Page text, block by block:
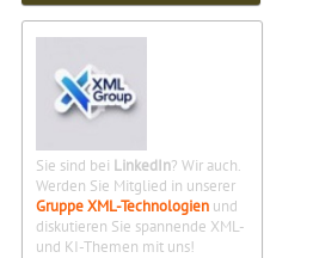
Sie sind bei LinkedIn? Wir auch.
Werden Sie Mitglied in unserer
Gruppe XML-Technologien und
diskutieren Sie spannende XML-
und KI-Themen mit uns!